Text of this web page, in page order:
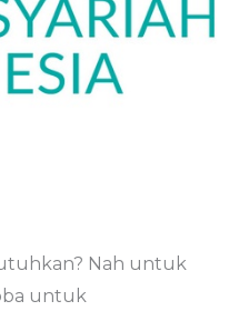
Nah untuk
untuk